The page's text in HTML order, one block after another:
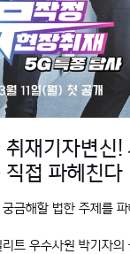
재기자변신!
접 파헤친다
금해할 법한 주제를
트 우수사원 박기자의